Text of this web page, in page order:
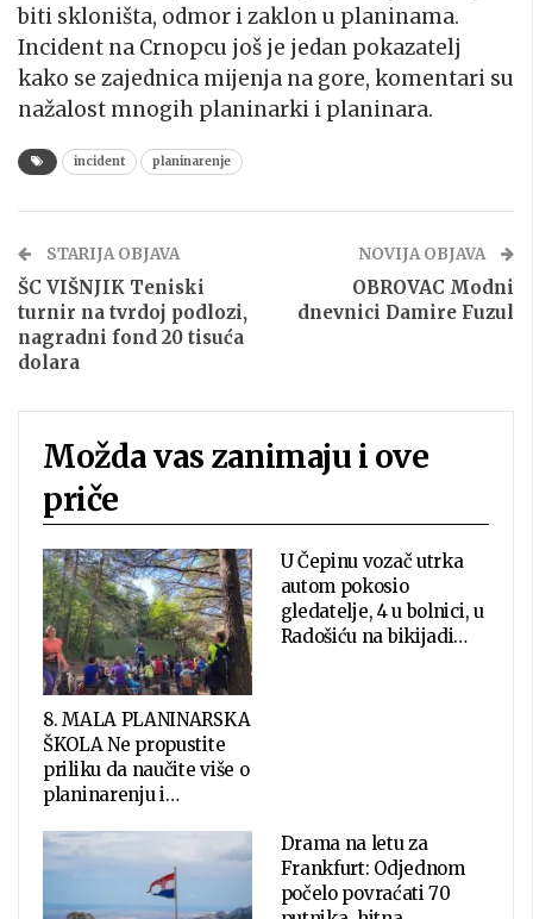
biti skloništa, odmor i zaklon u planinama.
Incident na Crnopcu još je jedan pokazatelj
kako se zajednica mijenja na gore, komentari su
nažalost mnogih planinarki i planinara.
incident planinarenje
STARIJA OBJAVA
ŠC VIŠNJIK Teniski
turnir na tvrdoj podlozi,
nagradni fond 20 tisuća
dolara
NOVIJA OBJAVA
OBROVAC Modni
dnevnici Damire Fuzul
Možda vas zanimaju i ove
priče
8. MALA PLANINARSKA
ŠKOLA Ne propustite
priliku da naučite više o
planinarenju i…
U Čepinu vozač utrka
autom pokosio
gledatelje, 4 u bolnici, u
Radošiću na bikijadi…
Drama na letu za
Frankfurt: Odjednom
počelo povraćati 70